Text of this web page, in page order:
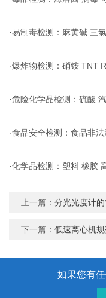
·易制毒检测：麻黄碱 三
·爆炸物检测：硝铵 TNT
·危险化学品检测：硫酸
·食品安全检测：食品非
·化学品检测：塑料 橡胶
上一篇：分光光度计
下一篇：低速离心机
如果您有